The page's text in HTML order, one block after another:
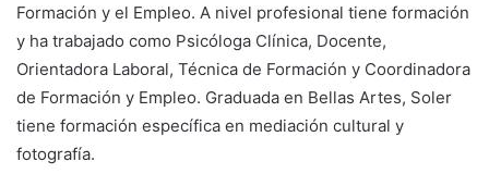
Formación y el Empleo. A nivel profesional tiene formación
y ha trabajado como Psicóloga Clínica, Docente,
Orientadora Laboral, Técnica de Formación y Coordinadora
de Formación y Empleo. Graduada en Bellas Artes, Soler
tiene formación específica en mediación cultural y
fotografía.